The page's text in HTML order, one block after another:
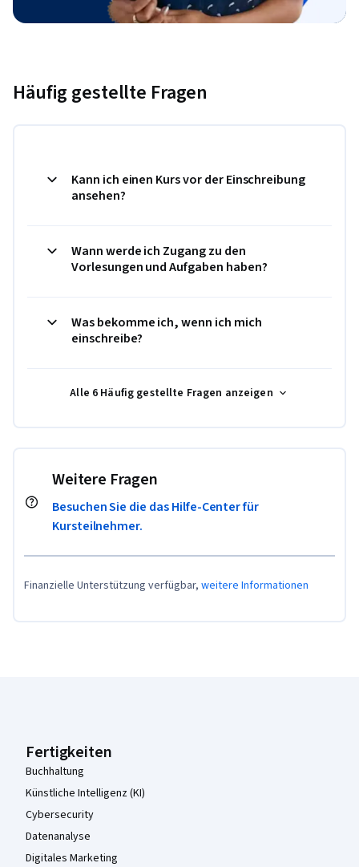
Häufig gestellte Fragen
Kann ich einen Kurs vor der Einschreibung
ansehen?
Wann werde ich Zugang zu den
Vorlesungen und Aufgaben haben?
Was bekomme ich, wenn ich mich
einschreibe?
Alle 6 Häufig gestellte Fragen anzeigen
Weitere Fragen
Besuchen Sie die das Hilfe-Center für
Kursteilnehmer.
Finanzielle Unterstützung verfügbar, weitere Informationen
Fertigkeiten
Buchhaltung
Künstliche Intelligenz (KI)
Cybersecurity
Datenanalyse
Digitales Marketing